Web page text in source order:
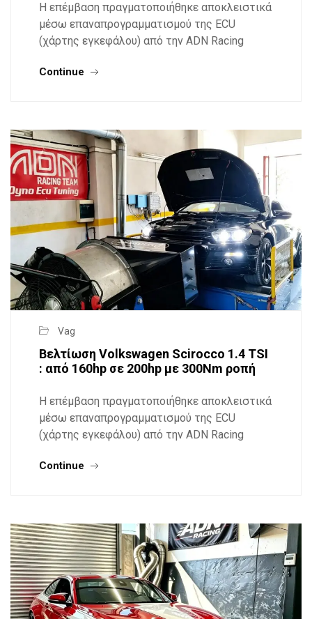
Η επέμβαση πραγματοποιήθηκε αποκλειστικά
μέσω επαναπρογραμματισμού της ECU
(χάρτης εγκεφάλου) από την ADN Racing
Continue
Vag
Βελτίωση Volkswagen Scirocco 1.4 TSI
: από 160hp σε 200hp με 300Nm ροπή
Η επέμβαση πραγματοποιήθηκε αποκλειστικά
μέσω επαναπρογραμματισμού της ECU
(χάρτης εγκεφάλου) από την ADN Racing
Continue